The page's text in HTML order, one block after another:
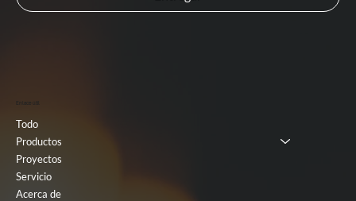
Enlace útil
Todo
Productos
Proyectos
Servicio
Acerca de